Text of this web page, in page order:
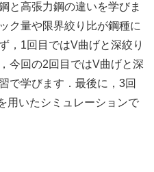
と高張力鋼の違いを学びま
ク量や限界絞り比が鋼種に
，1回目ではV曲げと深絞り
今回の2回目ではV曲げと深
で学びます．最後に，3回
用いたシミュレーションで